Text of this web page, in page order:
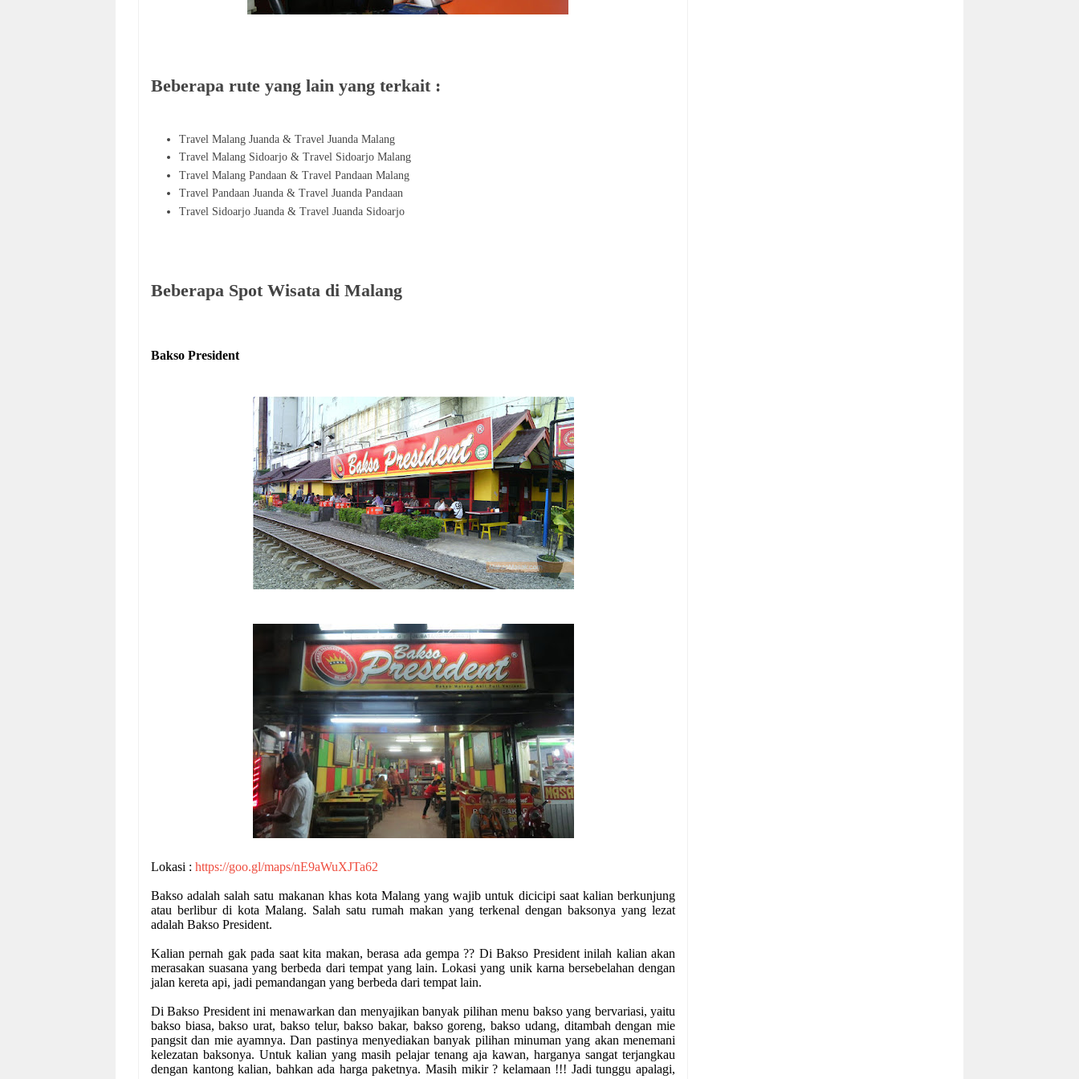
Beberapa rute yang lain yang terkait :
Travel Malang Juanda & Travel Juanda Malang
Travel Malang Sidoarjo & Travel Sidoarjo Malang
Travel Malang Pandaan & Travel Pandaan Malang
Travel Pandaan Juanda & Travel Juanda Pandaan
Travel Sidoarjo Juanda & Travel Juanda Sidoarjo
Beberapa Spot Wisata di Malang
Bakso President
Lokasi : https://goo.gl/maps/nE9aWuXJTa62
Bakso adalah salah satu makanan khas kota Malang yang wajib untuk dicicipi saat kalian berkunjung
atau berlibur di kota Malang. Salah satu rumah makan yang terkenal dengan baksonya yang lezat
adalah Bakso President.
Kalian pernah gak pada saat kita makan, berasa ada gempa ?? Di Bakso President inilah kalian akan
merasakan suasana yang berbeda dari tempat yang lain. Lokasi yang unik karna bersebelahan dengan
jalan kereta api, jadi pemandangan yang berbeda dari tempat lain.
Di Bakso President ini menawarkan dan menyajikan banyak pilihan menu bakso yang bervariasi, yaitu
bakso biasa, bakso urat, bakso telur, bakso bakar, bakso goreng, bakso udang, ditambah dengan mie
pangsit dan mie ayamnya. Dan pastinya menyediakan banyak pilihan minuman yang akan menemani
kelezatan baksonya. Untuk kalian yang masih pelajar tenang aja kawan, harganya sangat terjangkau
dengan kantong kalian, bahkan ada harga paketnya. Masih mikir ? kelamaan !!! Jadi tunggu apalagi,